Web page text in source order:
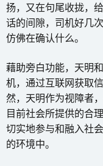
扬，又在句尾收拢，
话的间隙，司机好几
仿佛在确认什么。
藉助旁白功能，天明
机，通过互联网获取
然，天明作为视障者
目前社会所提供的合
切实地参与和融入社
的环境中。